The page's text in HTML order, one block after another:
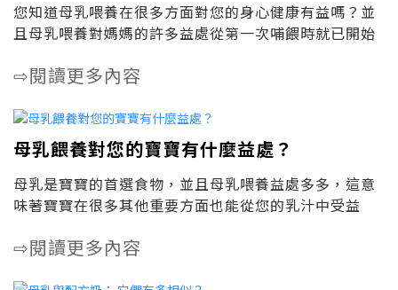
您知道母乳喂養在很多方面對您的身心健康有益嗎？並
且母乳喂養對媽媽的許多益處從第一次哺餵時就已開始
⇨閱讀更多內容
母乳餵養對您的寶寶有什麼益處？
母乳是寶寶的首選食物，並且母乳喂養益處多多，這意
味著寶寶在很多其他重要方面也能從您的乳汁中受益
⇨閱讀更多內容